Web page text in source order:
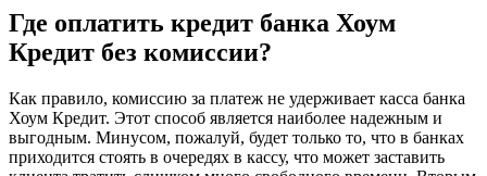
Где оплатить кредит банка Хоум
Кредит без комиссии?
Как правило, комиссию за платеж не удерживает касса банка
Хоум Кредит. Этот способ является наиболее надежным и
выгодным. Минусом, пожалуй, будет только то, что в банках
приходится стоять в очередях в кассу, что может заставить